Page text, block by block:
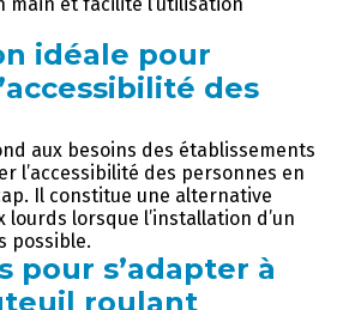
idéale pour
des
aux besoins des établissements
l’accessibilité des personnes en
Il constitue une alternative
lourds lorsque l’installation d’un
possible.
pour s’adapter à
roulant